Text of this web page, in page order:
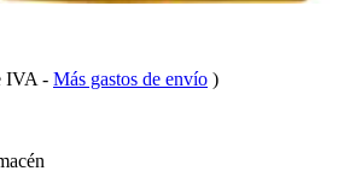
IVA - Más gastos de envío )